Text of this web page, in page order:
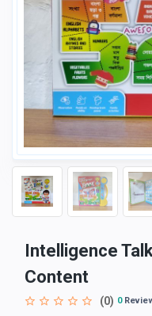
Intelligence
Content
(0) 0